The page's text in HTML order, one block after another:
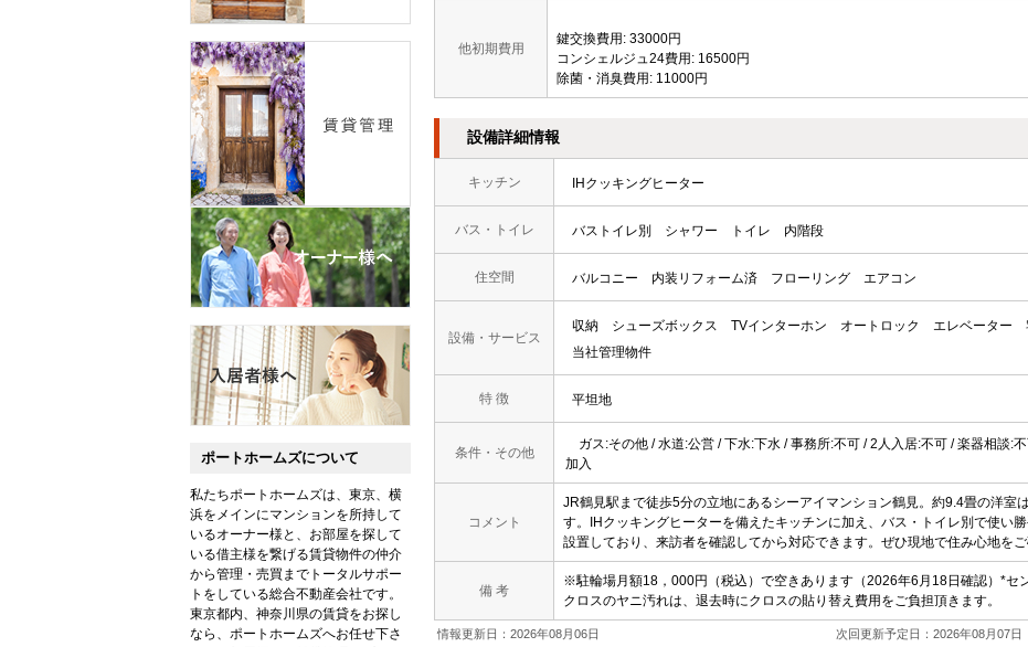
他初期費用
鍵交換費用: 33000円
コンシェルジュ24費用: 16500円
除菌・消臭費用: 11000円
設備詳細情報
キッチン IHクッキングヒーター
バス・トイレ バストイレ別 シャワー トイレ 内階段
住空間 バルコニー 内装リフォーム済 フローリング エアコン
設備・サービス
収納 シューズボックス TVインターホン オートロック エレベーター
当社管理物件
特 徴 平坦地
条件・その他
ガス:その他 / 水道:公営 / 下水:下水 / 事務所:不可 / 2人入居:不可 / 楽器相談:
加入
コメント
JR鶴見駅まで徒歩5分の立地にあるシーアイマンション鶴見。約9.4畳の洋室
す。IHクッキングヒーターを備えたキッチンに加え、バス・トイレ別で使い
設置しており、来訪者を確認してから対応できます。ぜひ現地で住み心地をご
備 考
※駐輪場月額18，000円（税込）で空きあります（2026年6月18日確認）*セ
クロスのヤニ汚れは、退去時にクロスの貼り替え費用をご負担頂きます。
情報更新日：2026年08月06日 次回更新予定日：2026年08月07日
ポートホームズについて
私たちポートホームズは、東京、横
浜をメインにマンションを所持して
いるオーナー様と、お部屋を探して
いる借主様を繋げる賃貸物件の仲介
から管理・売買までトータルサポー
トをしている総合不動産会社です。
東京都内、神奈川県の賃貸をお探し
なら、ポートホームズへお任せ下さ